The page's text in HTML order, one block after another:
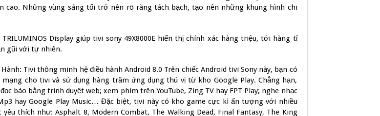
cao. Những vùng sáng tối trở nên rõ ràng tách bạch, tạo nên những khung hình chi
TRILUMINOS Display giúp tivi sony 49X8000E hiển thị chính xác hàng triệu, tới hàng tỉ
gũi với tự nhiên.
Tivi thông minh hệ điều hành Android 8.0 Trên chiếc Android tivi Sony này, bạn có
cho tivi và sử dụng hàng trăm ứng dụng thú vị từ kho Google Play. Chẳng hạn,
báo bằng trình duyệt web; xem phim trên YouTube, Zing TV hay FPT Play; nghe nhạc
hay Google Play Music… Đặc biệt, tivi này có kho game cực kì ấn tượng với nhiều
yêu thích như: Asphalt 8, Modern Combat, The Walking Dead, Final Fantasy, The King